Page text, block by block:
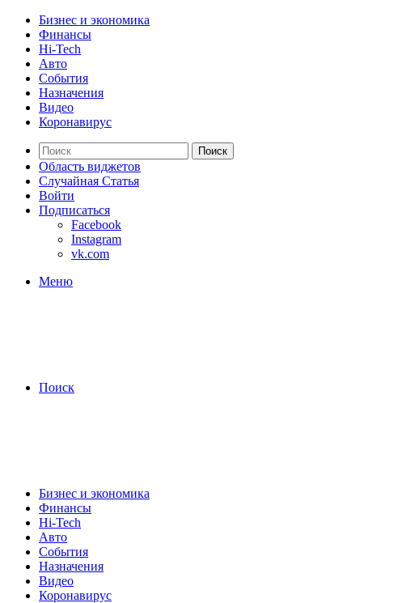
Бизнес и экономика
Финансы
Hi-Tech
Авто
События
Назначения
Видео
Коронавирус
Поиск
Область виджетов
Случайная Статья
Войти
Подписаться
Facebook
Instagram
vk.com
Меню
Поиск
Бизнес и экономика
Финансы
Hi-Tech
Авто
События
Назначения
Видео
Коронавирус